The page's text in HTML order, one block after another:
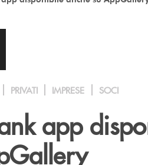
PRIVATI IMPRESE SOCI
app